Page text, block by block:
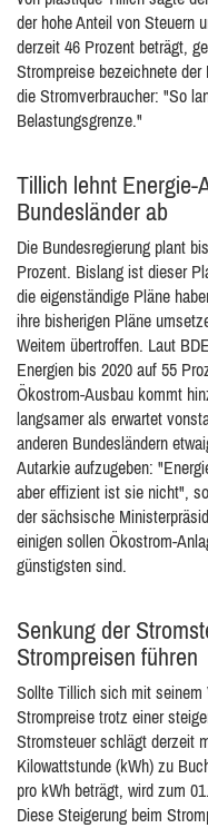
der hohe Anteil von Steuern
derzeit 46 Prozent beträgt,
Strompreise bezeichnete
die Stromverbraucher: "So
Belastungsgrenze."
Tillich lehnt Energie-
Bundesländer ab
Die Bundesregierung plant
Prozent. Bislang ist dieser
die eigenständige Pläne
ihre bisherigen Pläne
Weitem übertroffen. Laut
Energien bis 2020 auf 55
Ökostrom-Ausbau kommt
langsamer als erwartet
anderen Bundesländern
Autarkie aufzugeben:
aber effizient ist sie nicht",
der sächsische
einigen sollen Ökostrom-
günstigsten sind.
Senkung der
Strompreisen führen
Sollte Tillich sich mit seinem
Strompreise trotz einer
Stromsteuer schlägt derzeit
Kilowattstunde (kWh) zu
pro kWh beträgt, wird zum
Diese Steigerung beim